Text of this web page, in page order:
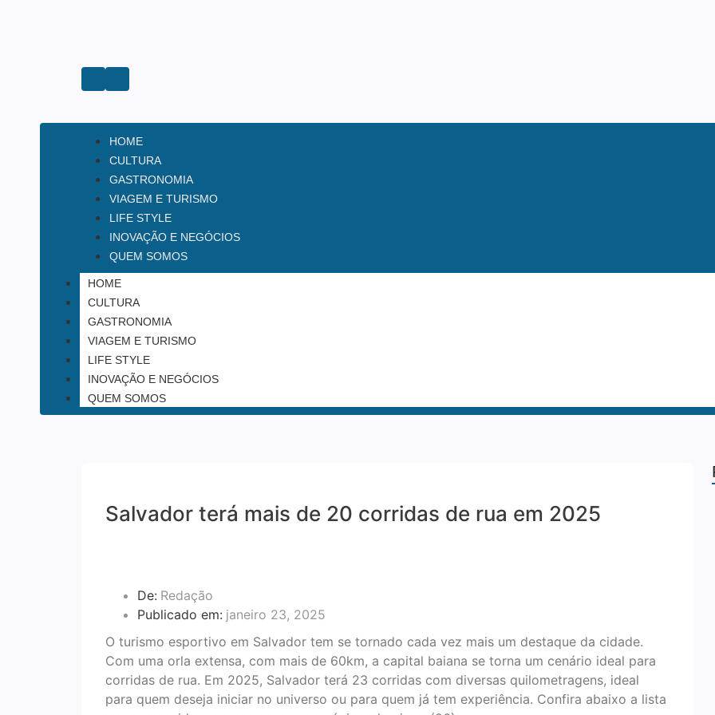
HOME
CULTURA
GASTRONOMIA
VIAGEM E TURISMO
LIFE STYLE
INOVAÇÃO E NEGÓCIOS
QUEM SOMOS
HOME
CULTURA
GASTRONOMIA
VIAGEM E TURISMO
LIFE STYLE
INOVAÇÃO E NEGÓCIOS
QUEM SOMOS
Salvador terá mais de 20 corridas de rua em 2025
De: Redação
Publicado em: janeiro 23, 2025
O turismo esportivo em Salvador tem se tornado cada vez mais um destaque da cidade.
Com uma orla extensa, com mais de 60km, a capital baiana se torna um cenário ideal para
corridas de rua. Em 2025, Salvador terá 23 corridas com diversas quilometragens, ideal
para quem deseja iniciar no universo ou para quem já tem experiência. Confira abaixo a lista